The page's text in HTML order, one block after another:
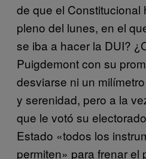
de que el Constitucional
pleno del lunes, en el
se iba a hacer la DUI?
Puigdemont con su
desviarse ni un
y serenidad, pero a la
que le votó su
Estado «todos los
permiten» para frenar el